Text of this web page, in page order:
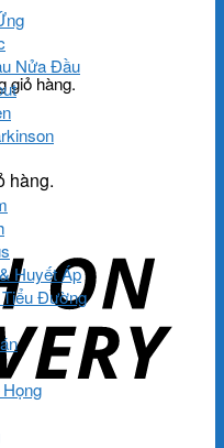
giỏ hàng.
hàng.
Nửa Đầu
Huyết Áp
Đường